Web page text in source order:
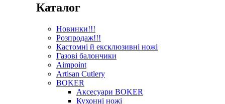
Каталог
Новинки!!!
Розпродаж!!!
Кастомні й ексклюзивні ножі
Газові балончики
Aimpoint
Artisan Cutlery
BOKER
Аксесуари BOKER
Кухонні ножі